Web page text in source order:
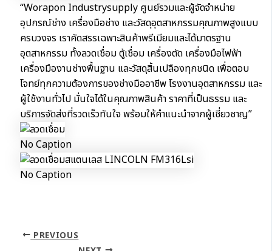
“Worapon Industrysupply ศูนย์รวมและผู้จัดจำหน่าย
อุปกรณ์ช่าง เครื่องมือช่าง และวัสดุอุตสาหกรรมคุณภาพสูงแบบ
ครบวงจร เราคัดสรรเฉพาะสินค้าพรีเมียมและได้มาตรฐาน
อุตสาหกรรม ทั้งลวดเชื่อม ตู้เชื่อม เครื่องตัด เครื่องมือไฟฟ้า
เครื่องมืองานช่างพื้นฐาน และวัสดุสิ้นเปลืองทุกชนิด เพื่อตอบ
โจทย์ทุกความต้องการของช่างมืออาชีพ โรงงานอุตสาหกรรม และ
ผู้ใช้งานทั่วไป มั่นใจได้ในคุณภาพสินค้า ราคาที่เป็นธรรม และ
บริการจัดส่งที่รวดเร็วทันใจ พร้อมให้คำแนะนำจากผู้เชี่ยวชาญ”
No Caption
No Caption
PREVIOUS